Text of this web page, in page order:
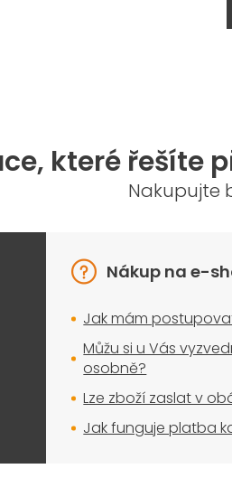
které řešíte
Nakupujte
Nákup na e-
Jak mám
Můžu si u Vás
osobně?
Lze zboží zaslat v
Jak funguje platba